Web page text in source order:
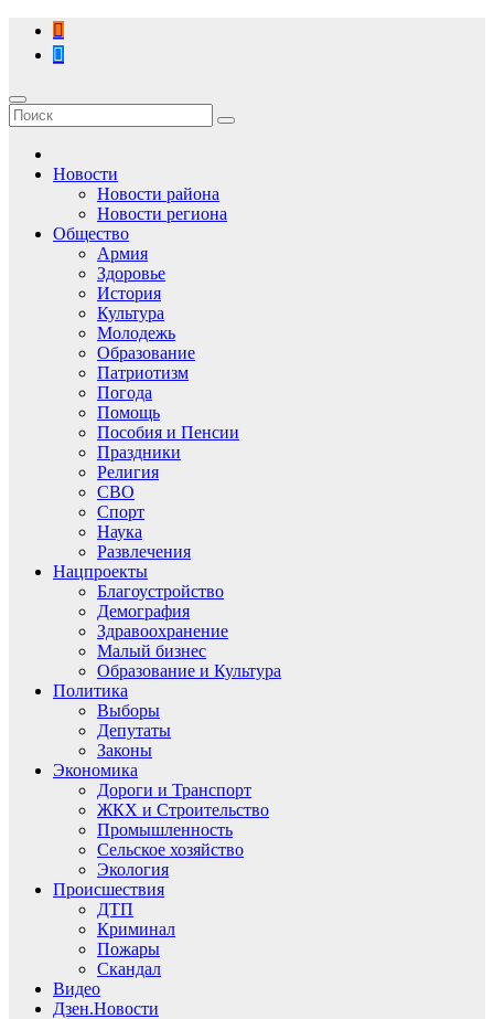
Перейти
содержимому
Новости
Новости района
Новости региона
Общество
Армия
Здоровье
История
Культура
Молодежь
Образование
Патриотизм
Погода
Помощь
Пособия и Пенсии
Праздники
Религия
СВО
Спорт
Наука
Развлечения
Нацпроекты
Благоустройство
Демография
Здравоохранение
Малый бизнес
Образование и Культура
Политика
Выборы
Депутаты
Законы
Экономика
Дороги и Транспорт
ЖКХ и Строительство
Промышленность
Сельское хозяйство
Экология
Происшествия
ДТП
Криминал
Пожары
Скандал
Видео
Дзен.Новости